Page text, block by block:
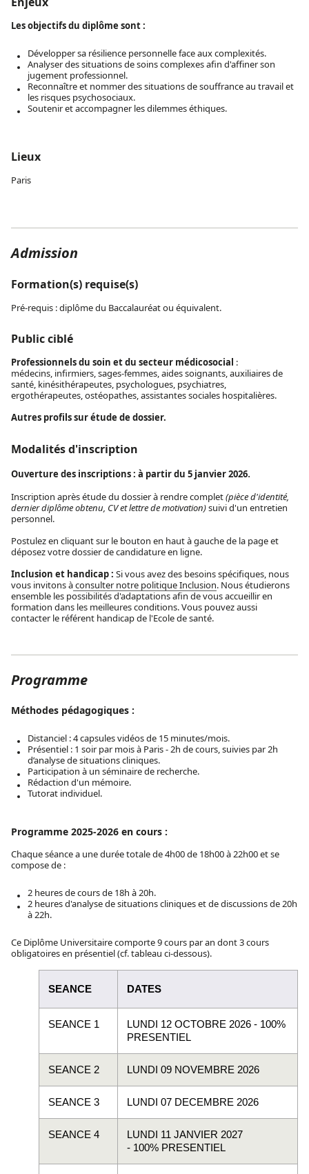
Les objectifs du diplôme sont :
Développer sa résilience personnelle face aux complexités.
Analyser des situations de soins complexes afin d'affiner son
jugement professionnel.
Reconnaître et nommer des situations de souffrance au travail et
les risques psychosociaux.
Soutenir et accompagner les dilemmes éthiques.
Lieux
Paris
Admission
Formation(s) requise(s)
Pré-requis : diplôme du Baccalauréat ou équivalent.
Public ciblé
Professionnels du soin et du secteur médicosocial :
médecins, infirmiers, sages-femmes, aides soignants, auxiliaires de
santé, kinésithérapeutes, psychologues, psychiatres,
ergothérapeutes, ostéopathes, assistantes sociales hospitalières.
Autres profils sur étude de dossier.
Modalités d'inscription
Ouverture des inscriptions : à partir du 5 janvier 2026.
Inscription après étude du dossier à rendre complet(pièce d'identité,
dernier diplôme obtenu, CV et lettre de motivation)suivi d'un entretien
personnel.
Postulez en cliquant sur le bouton en haut à gauche de la page et
déposez votre dossier de candidature en ligne.
Inclusion et handicap : Si vous avez des besoins spécifiques, nous
vous invitons àconsulter notre politique Inclusion. Nous étudierons
ensemble les possibilités d'adaptations afin de vous accueillir en
formation dans les meilleures conditions. Vous pouvez aussi
contacter le référent handicap de l'Ecole de santé.
Programme
Méthodes pédagogiques :
Distanciel : 4 capsules vidéos de 15 minutes/mois.
Présentiel : 1 soir par mois à Paris - 2h de cours, suivies par 2h
d’analyse de situations cliniques.
Participation à un séminaire de recherche.
Rédaction d'un mémoire.
Tutorat individuel.
Programme 2025-2026 en cours :
Chaque séance a une durée totale de 4h00 de 18h00 à 22h00 et se
compose de :
2 heures de cours de 18h à 20h.
2 heures d'analyse de situations cliniques et de discussions de 20h
à 22h.
Ce Diplôme Universitaire comporte 9 cours par an dont 3 cours
obligatoires en présentiel (cf. tableau ci-dessous).
SEANCE DATES
SEANCE 1
LUNDI 12 OCTOBRE 2026 - 100%
PRESENTIEL
SEANCE 2 LUNDI 09 NOVEMBRE 2026
SEANCE 3 LUNDI 07 DECEMBRE 2026
SEANCE 4
LUNDI 11 JANVIER 2027
- 100% PRESENTIEL